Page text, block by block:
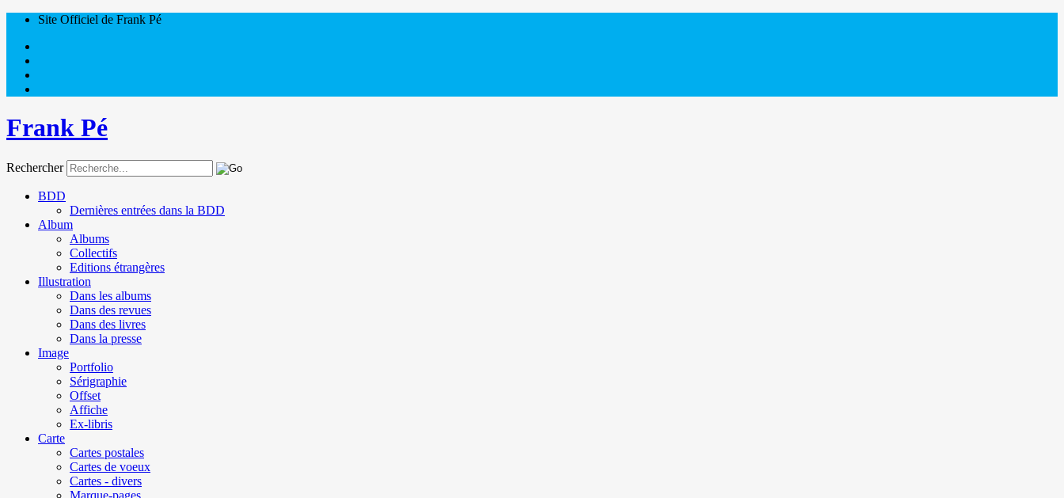
Site Officiel de Frank Pé
Frank Pé
Rechercher
BDD
Dernières entrées dans la BDD
Album
Albums
Collectifs
Editions étrangères
Illustration
Dans les albums
Dans des revues
Dans des livres
Dans la presse
Image
Portfolio
Sérigraphie
Offset
Affiche
Ex-libris
Carte
Cartes postales
Cartes de voeux
Cartes - divers
Marque-pages